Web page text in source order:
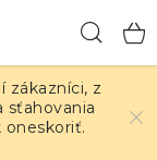
zákazníci, z
sťahovania
oneskoriť.